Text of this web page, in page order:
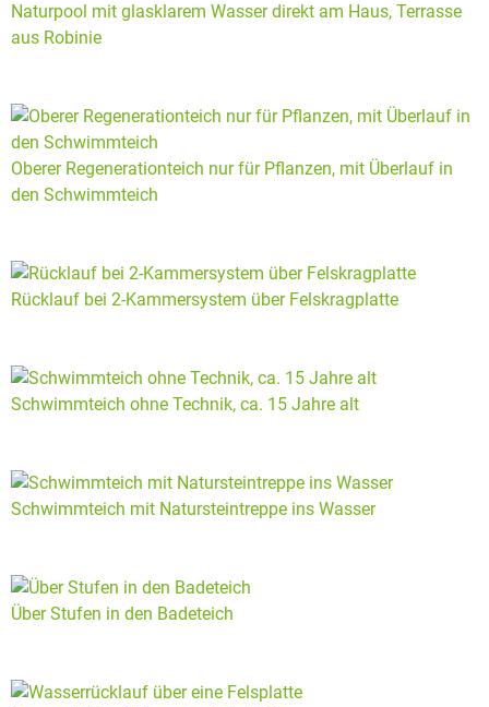
Naturpool mit glasklarem Wasser direkt am Haus, Terrasse
aus Robinie
Oberer Regenerationteich nur für Pflanzen, mit Überlauf in
den Schwimmteich
Rücklauf bei 2-Kammersystem über Felskragplatte
Schwimmteich ohne Technik, ca. 15 Jahre alt
Schwimmteich mit Natursteintreppe ins Wasser
Über Stufen in den Badeteich